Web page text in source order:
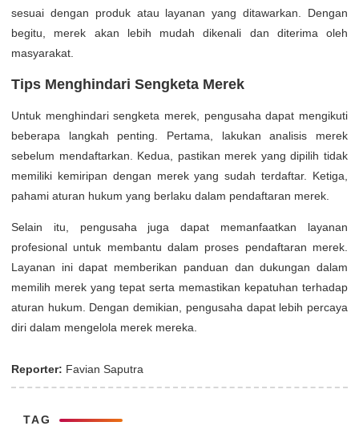
sesuai dengan produk atau layanan yang ditawarkan. Dengan
begitu, merek akan lebih mudah dikenali dan diterima oleh
masyarakat.
Tips Menghindari Sengketa Merek
Untuk menghindari sengketa merek, pengusaha dapat mengikuti
beberapa langkah penting. Pertama, lakukan analisis merek
sebelum mendaftarkan. Kedua, pastikan merek yang dipilih tidak
memiliki kemiripan dengan merek yang sudah terdaftar. Ketiga,
pahami aturan hukum yang berlaku dalam pendaftaran merek.
Selain itu, pengusaha juga dapat memanfaatkan layanan
profesional untuk membantu dalam proses pendaftaran merek.
Layanan ini dapat memberikan panduan dan dukungan dalam
memilih merek yang tepat serta memastikan kepatuhan terhadap
aturan hukum. Dengan demikian, pengusaha dapat lebih percaya
diri dalam mengelola merek mereka.
Reporter: Favian Saputra
TAG